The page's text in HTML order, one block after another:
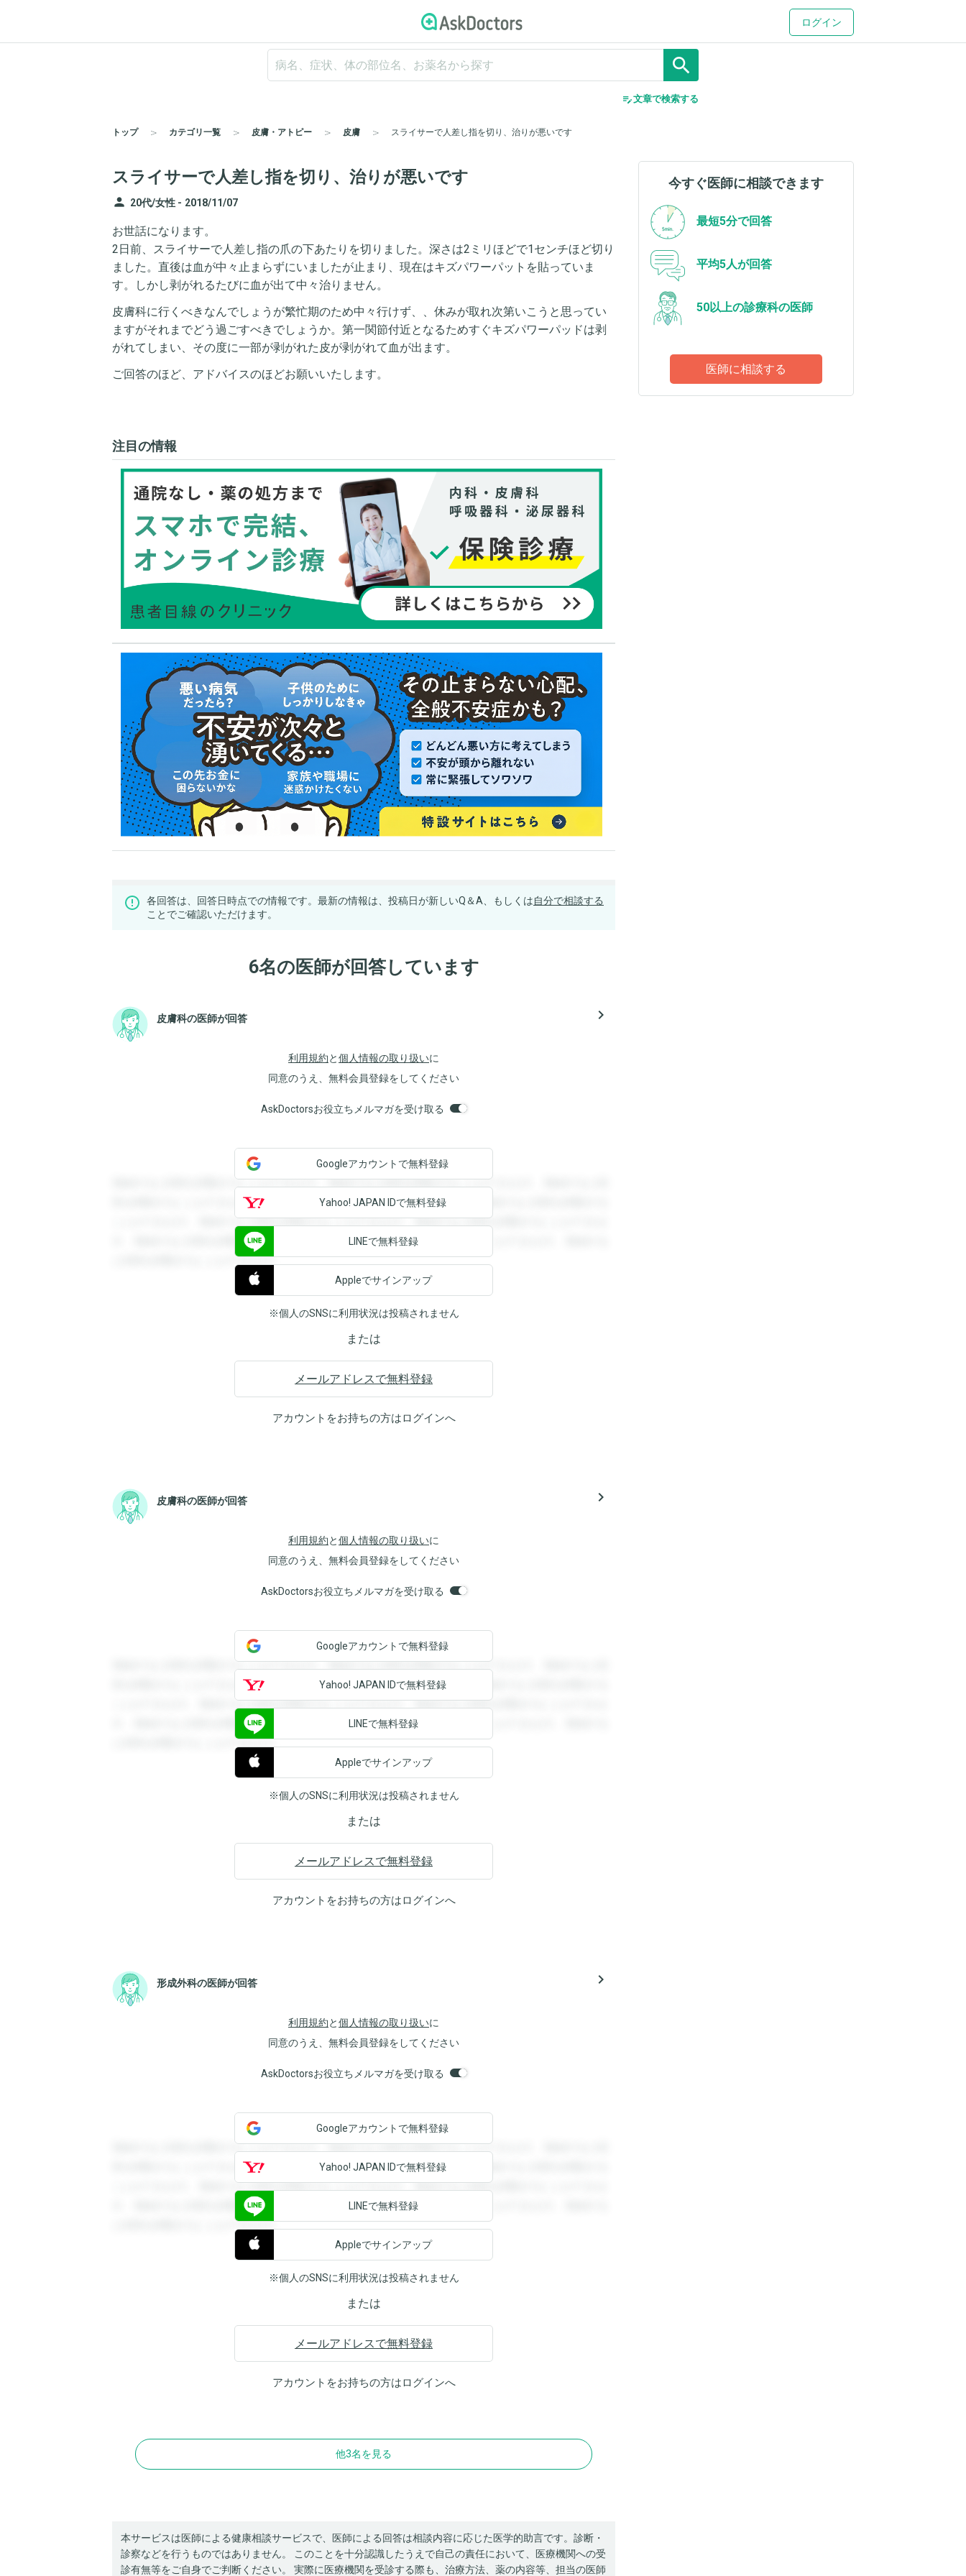
ログイン
search
edit_note文章で検索する
トップ カテゴリ一覧 皮膚・アトピー 皮膚 スライサーで人差し指を切り、治りが悪いです
スライサーで人差し指を切り、治りが悪いです
person 20代/女性 - 2018/11/07
お世話になります。
2日前、スライサーで人差し指の爪の下あたりを切りました。深さは2ミリほどで1センチほど切り
ました。直後は血が中々止まらずにいましたが止まり、現在はキズパワーパットを貼っていま
す。しかし剥がれるたびに血が出て中々治りません。
皮膚科に行くべきなんでしょうが繁忙期のため中々行けず、、休みが取れ次第いこうと思ってい
ますがそれまでどう過ごすべきでしょうか。第一関節付近となるためすぐキズパワーパッドは剥
がれてしまい、その度に一部が剥がれた皮が剥がれて血が出ます。
ご回答のほど、アドバイスのほどお願いいたします。
注目の情報
各回答は、回答日時点での情報です。最新の情報は、投稿日が新しいQ＆A、もしくは自分で相談する
ことでご確認いただけます。
6名の医師が回答しています
皮膚科の医師が回答 navigate_next
利用規約と個人情報の取り扱いに
同意のうえ、無料会員登録をしてください
AskDoctorsお役立ちメルマガを受け取る
登録すると回答を閲覧することができます。登録すると回答を閲覧することができます。登録すると回
答を閲覧することができます。登録すると回答を閲覧することができます。登録すると回答を閲覧する
ことができます。登録すると回答を閲覧することができます。登録すると回答を閲覧することができま
す。登録すると回答を閲覧することができます。登録すると回答を閲覧することができます。登録する
と回答を閲覧することができます。
Googleアカウントで無料登録
Yahoo! JAPAN IDで無料登録
LINEで無料登録
Appleでサインアップ
※個人のSNSに利用状況は投稿されません
または
メールアドレスで無料登録
アカウントをお持ちの方はログインへ
皮膚科の医師が回答 navigate_next
利用規約と個人情報の取り扱いに
同意のうえ、無料会員登録をしてください
AskDoctorsお役立ちメルマガを受け取る
登録すると回答を閲覧することができます。登録すると回答を閲覧することができます。登録すると回
答を閲覧することができます。登録すると回答を閲覧することができます。登録すると回答を閲覧する
ことができます。登録すると回答を閲覧することができます。登録すると回答を閲覧することができま
す。登録すると回答を閲覧することができます。登録すると回答を閲覧することができます。登録する
と回答を閲覧することができます。
Googleアカウントで無料登録
Yahoo! JAPAN IDで無料登録
LINEで無料登録
Appleでサインアップ
※個人のSNSに利用状況は投稿されません
または
メールアドレスで無料登録
アカウントをお持ちの方はログインへ
形成外科の医師が回答 navigate_next
利用規約と個人情報の取り扱いに
同意のうえ、無料会員登録をしてください
AskDoctorsお役立ちメルマガを受け取る
登録すると回答を閲覧することができます。登録すると回答を閲覧することができます。登録すると回
答を閲覧することができます。登録すると回答を閲覧することができます。登録すると回答を閲覧する
ことができます。登録すると回答を閲覧することができます。登録すると回答を閲覧することができま
す。登録すると回答を閲覧することができます。登録すると回答を閲覧することができます。登録する
と回答を閲覧することができます。
Googleアカウントで無料登録
Yahoo! JAPAN IDで無料登録
LINEで無料登録
Appleでサインアップ
※個人のSNSに利用状況は投稿されません
または
メールアドレスで無料登録
アカウントをお持ちの方はログインへ
他3名を見る
本サービスは医師による健康相談サービスで、医師による回答は相談内容に応じた医学的助言です。診断・
診察などを行うものではありません。 このことを十分認識したうえで自己の責任において、医療機関への受
診有無等をご自身でご判断ください。 実際に医療機関を受診する際も、治療方法、薬の内容等、担当の医師
今すぐ医師に相談できます
最短5分で回答
平均5人が回答
50以上の診療科の医師
医師に相談する